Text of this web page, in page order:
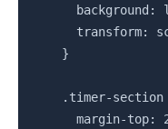
background:
transform:
    }
.timer-section
margin-top: